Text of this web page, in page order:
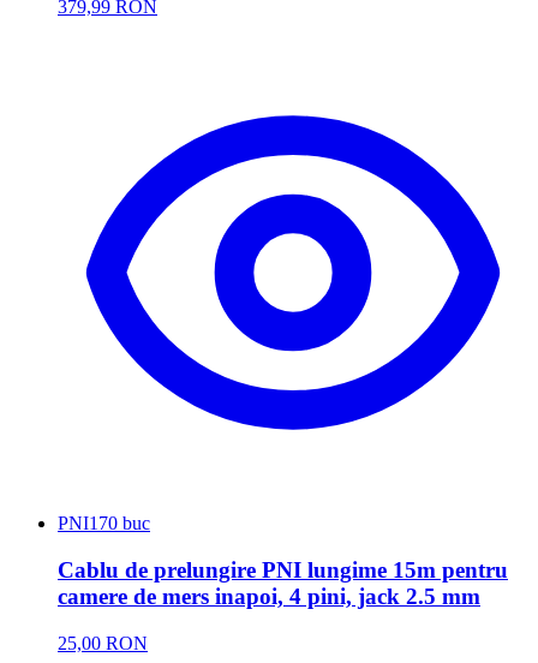
379,99 RON
PNI170 buc
Cablu de prelungire PNI lungime 15m pentru
camere de mers inapoi, 4 pini, jack 2.5 mm
25,00 RON